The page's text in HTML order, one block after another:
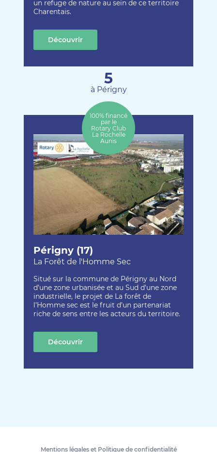
un refuge de nature au sein de ce territoire
Charentais.
Découvrir
5
à Périgny
Périgny (17)
La Forêt de l'Homme Sec
Situé sur la commune de Périgny au Nord
d’une zone urbanisée et au Sud d’une zone
industrielle, le projet de La forêt de
l’Homme sec est le fruit d’un partenariat
riche de sens entre les acteurs du territoire.
100% financé
par le
Rotary Club
La Rochelle
Aunis
Découvrir
Mentions légales et Politique de confidentialité